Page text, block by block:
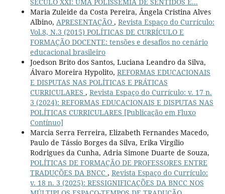
Maria Zuleide da Costa Pereira, Ângela Cristina Alves
Albino, APRESENTAÇÃO , Revista Espaço do Currículo:
Vol.8, N.3 (2015) POLÍTICAS DE CURRÍCULO E
FORMAÇÃO DOCENTE: tensões e desafios no cenário
educacional brasileiro
Joedson Brito dos Santos, Luciana Leandro da Silva,
Álvaro Moreira Hypolito, REFORMAS EDUCACIONAIS
E DISPUTAS NAS POLÍTICAS E PRÁTICAS
CURRICULARES , Revista Espaço do Currículo: v. 17 n.
3 (2024): REFORMAS EDUCACIONAIS E DISPUTAS NAS
POLÍTICAS CURRICULARES [Publicação em Fluxo
Contínuo]
Marcia Serra Ferreira, Elizabeth Fernandes Macedo,
Paulo de Tássio Borges da Silva, Erika Virgílio
Rodrigues da Cunha, Adria Simone Duarte de Souza,
POLÍTICAS DE FORMAÇÃO DE PROFESSORES ENTRE
TRADUÇÕES DA BNCC , Revista Espaço do Currículo:
v. 18 n. 3 (2025): RESSIGNIFICAÇÕES DA BNCC NOS